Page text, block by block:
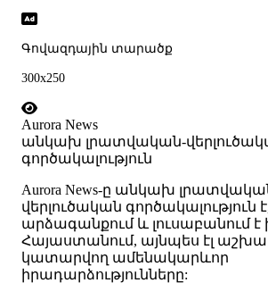
Գովազդային տարածք
300x250
Aurora News
անկախ լրատվական-
գործակալություն
Аurora News-ը անկախ
վերլուծական գործակալություն
արձագանքում և լուսաբանում է
Հայաստանում, այնպես էլ
կատարվող ամենակարևոր
իրադարձությունները: